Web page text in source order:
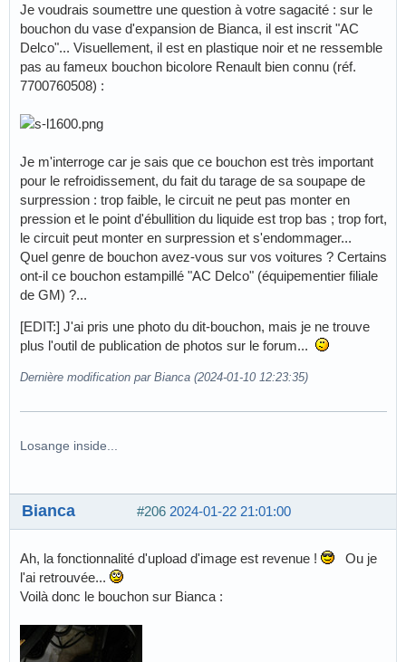
Je voudrais soumettre une question à votre sagacité : sur le
bouchon du vase d'expansion de Bianca, il est inscrit "AC
Delco"... Visuellement, il est en plastique noir et ne ressemble
pas au fameux bouchon bicolore Renault bien connu (réf.
7700760508) :
Je m'interroge car je sais que ce bouchon est très important
pour le refroidissement, du fait du tarage de sa soupape de
surpression : trop faible, le circuit ne peut pas monter en
pression et le point d'ébullition du liquide est trop bas ; trop fort,
le circuit peut monter en surpression et s'endommager...
Quel genre de bouchon avez-vous sur vos voitures ? Certains
ont-il ce bouchon estampillé "AC Delco" (équipementier filiale
de GM) ?...
[EDIT:] J'ai pris une photo du dit-bouchon, mais je ne trouve
plus l'outil de publication de photos sur le forum...
Dernière modification par Bianca (2024-01-10 12:23:35)
Losange inside...
#206 2024-01-22 21:01:00
Bianca
Ah, la fonctionnalité d'upload d'image est revenue !
Ou je
l'ai retrouvée...
Voilà donc le bouchon sur Bianca :